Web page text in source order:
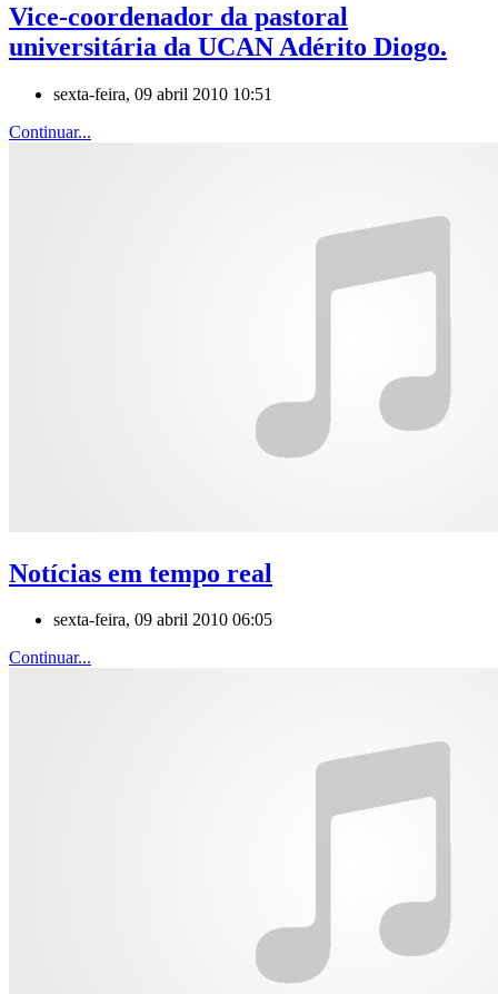
Vice-coordenador da pastoral
universitária da UCAN Adérito Diogo.
sexta-feira, 09 abril 2010 10:51
Continuar...
Notícias em tempo real
sexta-feira, 09 abril 2010 06:05
Continuar...